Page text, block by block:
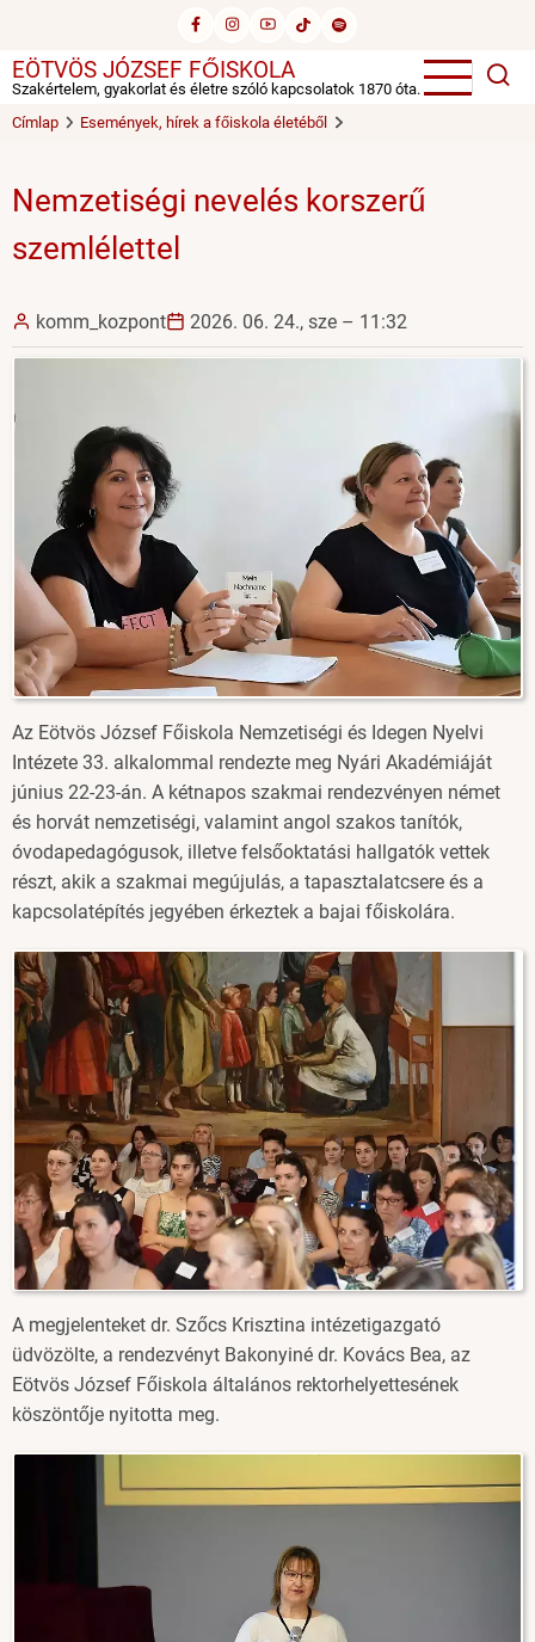
tartalomra
EÖTVÖS JÓZSEF FŐISKOLA
Szakértelem, gyakorlat és életre szóló kapcsolatok 1870 óta.
Címlap
Események, hírek a főiskola életéből
Nemzetiségi nevelés korszerű
szemlélettel
komm_kozpont 2026. 06. 24., sze – 11:32
Az Eötvös József Főiskola Nemzetiségi és Idegen Nyelvi
Intézete 33. alkalommal rendezte meg Nyári Akadémiáját
június 22-23-án. A kétnapos szakmai rendezvényen német
és horvát nemzetiségi, valamint angol szakos tanítók,
óvodapedagógusok, illetve felsőoktatási hallgatók vettek
részt, akik a szakmai megújulás, a tapasztalatcsere és a
kapcsolatépítés jegyében érkeztek a bajai főiskolára.
Image
A megjelenteket dr. Szőcs Krisztina intézetigazgató
üdvözölte, a rendezvényt Bakonyiné dr. Kovács Bea, az
Eötvös József Főiskola általános rektorhelyettesének
köszöntője nyitotta meg.